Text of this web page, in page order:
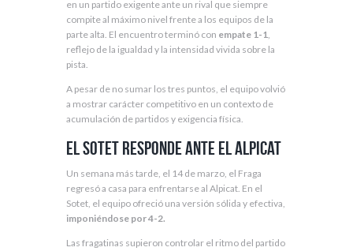
en un partido exigente ante un rival que siempre
compite al máximo nivel frente a los equipos de la
parte alta. El encuentro terminó con empate 1-1,
reflejo de la igualdad y la intensidad vivida sobre la
pista.
A pesar de no sumar los tres puntos, el equipo volvió
a mostrar carácter competitivo en un contexto de
acumulación de partidos y exigencia física.
El Sotet responde ante el Alpicat
Un semana más tarde, el 14 de marzo, el Fraga
regresó a casa para enfrentarse al Alpicat. En el
Sotet, el equipo ofreció una versión sólida y efectiva,
imponiéndose por 4-2.
Las fragatinas supieron controlar el ritmo del partido